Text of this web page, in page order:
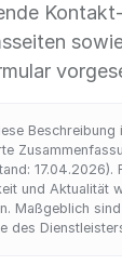
Beschreibung
17.04.2026).
und Aktualität
Maßgeblich
des